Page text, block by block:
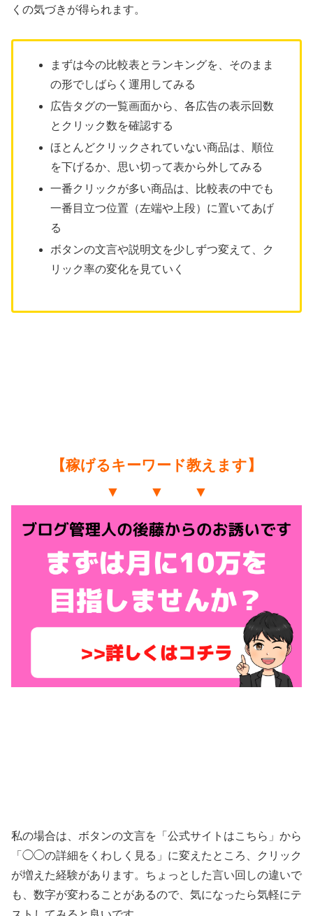
くの気づきが得られます。
まずは今の比較表とランキングを、そのまま
の形でしばらく運用してみる
広告タグの一覧画面から、各広告の表示回数
とクリック数を確認する
ほとんどクリックされていない商品は、順位
を下げるか、思い切って表から外してみる
一番クリックが多い商品は、比較表の中でも
一番目立つ位置（左端や上段）に置いてあげ
る
ボタンの文言や説明文を少しずつ変えて、ク
リック率の変化を見ていく
【稼げるキーワード教えます】
▼ ▼ ▼
私の場合は、ボタンの文言を「公式サイトはこちら」から
「◯◯の詳細をくわしく見る」に変えたところ、クリック
が増えた経験があります。ちょっとした言い回しの違いで
も、数字が変わることがあるので、気になったら気軽にテ